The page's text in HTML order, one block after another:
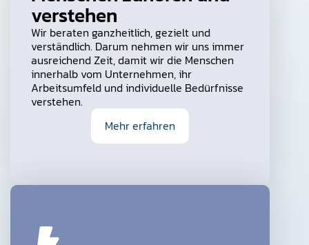
verstehen
Wir beraten ganzheitlich, gezielt und
verständlich. Darum nehmen wir uns immer
ausreichend Zeit, damit wir die Menschen
innerhalb vom Unternehmen, ihr
Arbeitsumfeld und individuelle Bedürfnisse
verstehen.
Mehr erfahren